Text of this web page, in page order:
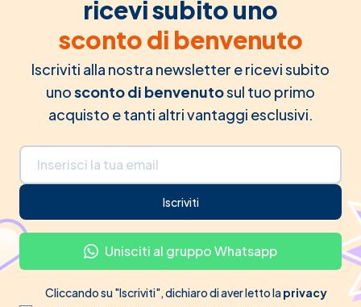
ricevi subito uno
sconto di benvenuto
Iscriviti alla nostra newsletter e ricevi subito
unosconto di benvenutosul tuo primo
acquisto e tanti altri vantaggi esclusivi.
Indirizzo email
Iscriviti
Unisciti al gruppo Whatsapp
Cliccando su "Iscriviti", dichiaro di aver letto laprivacy